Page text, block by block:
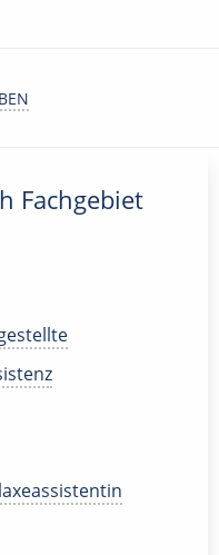
Fachgebiet